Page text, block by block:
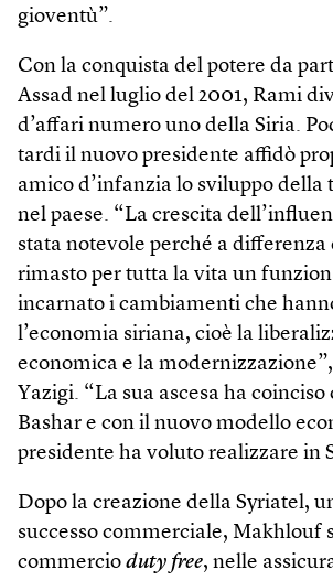
gioventù”.
Con la conquista del potere da
Assad nel luglio del 2001, Rami
d’affari numero uno della Siria.
tardi il nuovo presidente affidò
amico d’infanzia lo sviluppo della
nel paese. “La crescita
stata notevole perché a differenza
rimasto per tutta la vita un
incarnato i cambiamenti che
l’economia siriana, cioè la
economica e la
Yazigi. “La sua ascesa ha
Bashar e con il nuovo modello
presidente ha voluto realizzare in
Dopo la creazione della Syriatel,
successo commerciale, Makhlouf
commercio duty free, nelle